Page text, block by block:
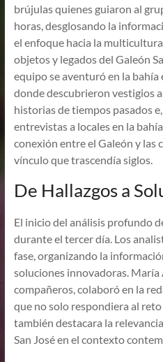
brújulas quienes guiaron al
horas, desglosando la
el enfoque hacia la
objetos y legados del Galeón
equipo se aventuró en la bahía
donde descubrieron vestigios
historias de tiempos pasados
entrevistas a locales en la
conexión entre el Galeón y las
vínculo que trascendía siglos.
De Hallazgos a
El inicio del análisis profundo
durante el tercer día. Los
fase, organizando la
soluciones innovadoras. María
compañeros, colaboró en la
que no solo respondiera al
también destacara la
San José en el contexto